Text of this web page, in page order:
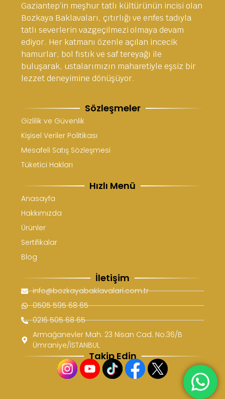
Gaziantep’in meşhur tatlı kültürünün incisi olan
Bozkaya Baklavaları, çıtırlığı ve enfes tadıyla
tatlı severlerin vazgeçilmezi olmaya devam
ediyor. Her katmanı özenle açılan incecik
hamurlar, bol fıstık ve saf tereyağı ile
buluşarak, ustalarımızın maharetiyle eşsiz bir
lezzet deneyimine dönüşüyor.
Sözleşmeler
Gizlilik ve Güvenlik
Kişisel Veriler Politikası
Mesafeli Satış Sözleşmesi
Tüketici Hakları
Hızlı Menü
Anasayfa
Hakkımızda
Ürünler
Sertifikalar
Blog
İletişim
info@bozkayabaklavalari.com.tr
0505 595 68 65
0216 505 68 65
Armağanevler Mah. 23 Nisan Cad. No:36/B
Ümraniye/İSTANBUL
Takip Edin